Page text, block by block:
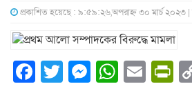
প্রকাশিত হয়েছে : ৯:৫৯:২৬,অপরাহ্ন ৩০ মার্চ ২০২৩ |
Facebook
Twitter